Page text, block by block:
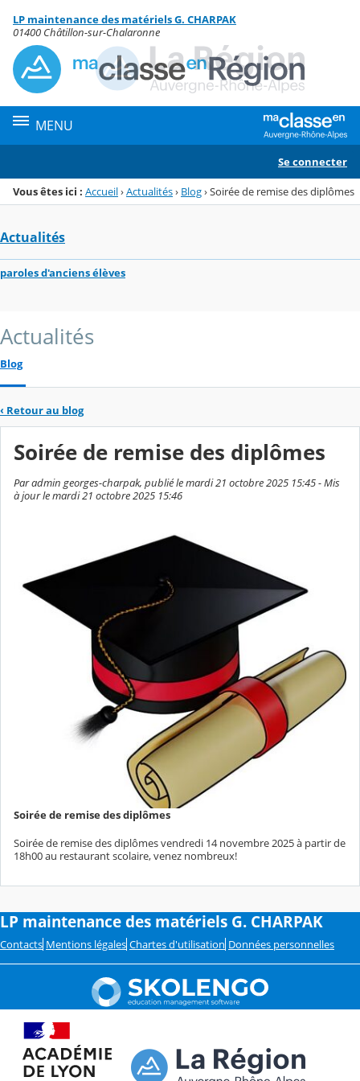
Menu de la rubrique
Contenu
LP maintenance des matériels G. CHARPAK
01400 Châtillon-sur-Chalaronne
MENU
Se connecter
Vous êtes ici : Accueil›Actualités› Blog›Soirée de remise des diplômes
Actualités
paroles d'anciens élèves
Actualités
Blog
‹ Retour au blog
Soirée de remise des diplômes
Par admin georges-charpak, publié le mardi 21 octobre 2025 15:45 - Mis
à jour le mardi 21 octobre 2025 15:46
Soirée de remise des diplômes
Soirée de remise des diplômes vendredi 14 novembre 2025 à partir de
18h00 au restaurant scolaire, venez nombreux!
LP maintenance des matériels G. CHARPAK
Contacts Mentions légales Chartes d'utilisation Données personnelles